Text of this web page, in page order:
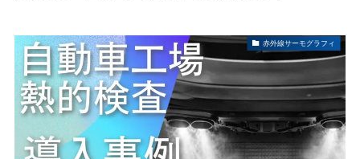
赤外線サーモグラフィ